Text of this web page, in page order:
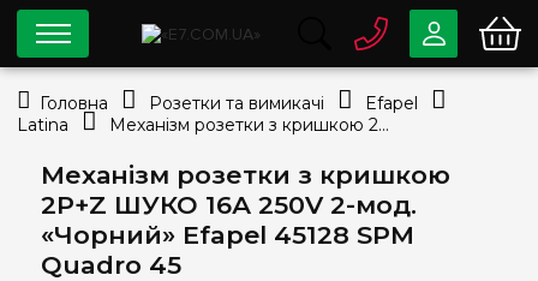
Механізм розетки з кришкою
2P+Z ШУКО 16А 250V 2-мод.
«Чорний» Efapel 45128 SPM
Quadro 45
0 80033-63-07
Безкоштовно
info@e7.com.ua
044334-79-78
Viber Telegram
Головна Розетки та вимикачі
Efapel
Latina
Механізм розетки з кришкою 2P+Z ШУКО 16А 250V 2-мод. «Чорний» Efapel 45128 SPM Quadro 45